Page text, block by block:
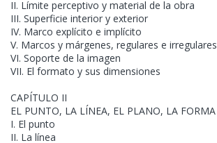
II. Límite perceptivo y material de la obra
III. Superficie interior y exterior
IV. Marco explícito e implícito
V. Marcos y márgenes, regulares e irregulares
VI. Soporte de la imagen
VII. El formato y sus dimensiones
CAPÍTULO II
EL PUNTO, LA LÍNEA, EL PLANO, LA FORMA
I. El punto
II. La línea